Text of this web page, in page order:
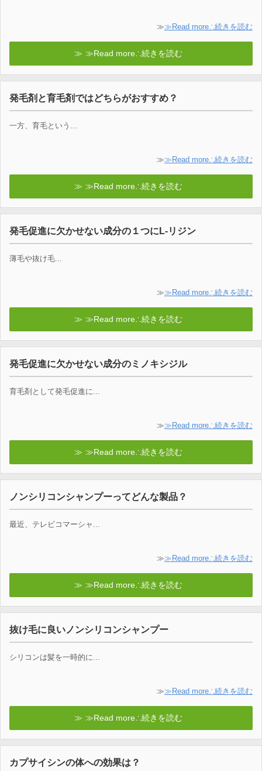
≫≫Read more∴続きを読む
≫Read more∴続きを読む
発毛剤と育毛剤ではどちらがおすすめ？
一方、育毛という...
≫≫Read more∴続きを読む
≫Read more∴続きを読む
発毛促進に欠かせない成分の１つにL-リジン
薄毛や抜け毛...
≫≫Read more∴続きを読む
≫Read more∴続きを読む
発毛促進に欠かせない成分のミノキシジル
育毛剤として発毛促進に...
≫≫Read more∴続きを読む
≫Read more∴続きを読む
ノンシリコンシャンプーってどんな製品？
最近、テレビコマーシャ...
≫≫Read more∴続きを読む
≫Read more∴続きを読む
抜け毛に良いノンシリコンシャンプー
シリコンは髪を一時的に...
≫≫Read more∴続きを読む
≫Read more∴続きを読む
カプサイシンの体への効果は？